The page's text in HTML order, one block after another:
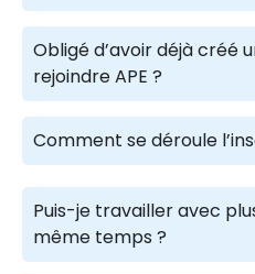
Obligé d’avoir déjà créé
rejoindre APE ?
Comment se déroule
Puis-je travailler avec
même temps ?